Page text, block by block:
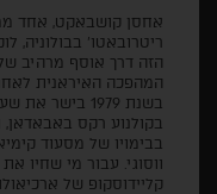
אחסן קושבאקט, אחד
ריטרובאטו' בבולוניה,
הזה דרך אוסף מרהיב
המהפכה האיראנית
בשנת 1979
בבימויו של מסעוד
ווסוגי. עבור מי שחיו
קליידוסקופ של